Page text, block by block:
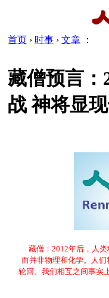
首页 › 时事 › 文章 ：
藏僧预言：
战 神将显
藏僧：2012年后，人
而并非物理和化学。人们
轮回、我们相互之间事实